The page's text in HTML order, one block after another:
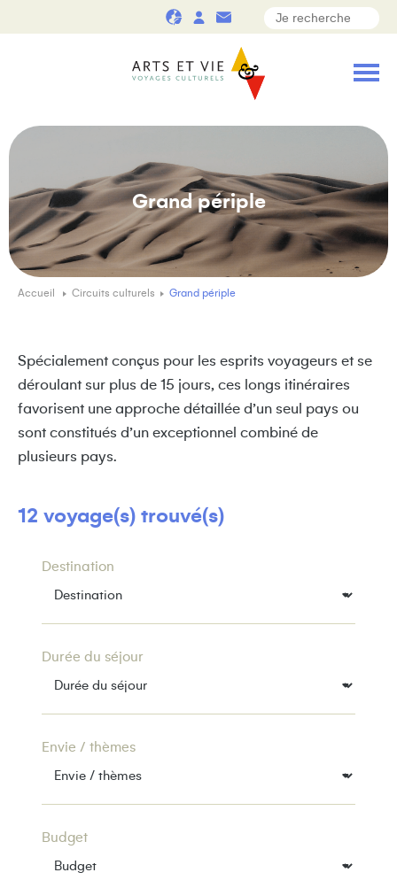
Grand périple
Accueil Circuits culturels Grand périple
Spécialement conçus pour les esprits voyageurs et se
déroulant sur plus de 15 jours, ces longs itinéraires
favorisent une approche détaillée d’un seul pays ou
sont constitués d’un exceptionnel combiné de
plusieurs pays.
12 voyage(s) trouvé(s)
Destination
Durée du séjour
Envie / thèmes
Budget